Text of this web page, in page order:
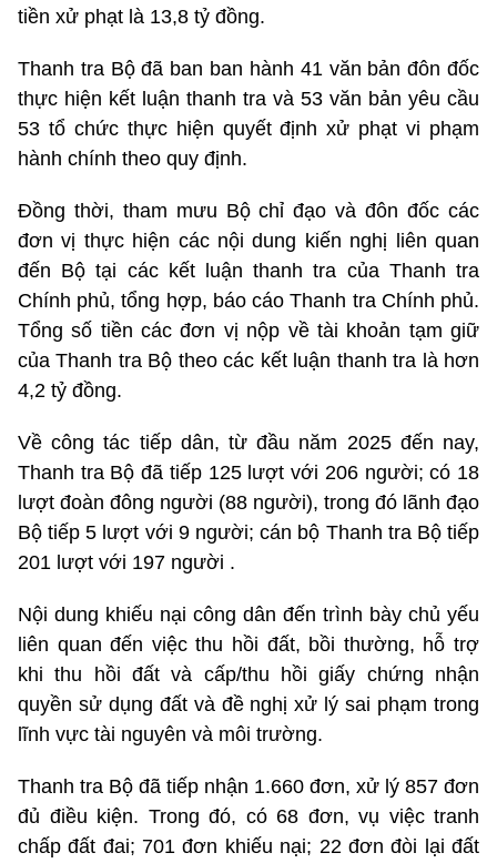
tiền xử phạt là 13,8 tỷ đồng.
Thanh tra Bộ đã ban ban hành 41 văn bản đôn đốc
thực hiện kết luận thanh tra và 53 văn bản yêu cầu
53 tổ chức thực hiện quyết định xử phạt vi phạm
hành chính theo quy định.
Đồng thời, tham mưu Bộ chỉ đạo và đôn đốc các
đơn vị thực hiện các nội dung kiến nghị liên quan
đến Bộ tại các kết luận thanh tra của Thanh tra
Chính phủ, tổng hợp, báo cáo Thanh tra Chính phủ.
Tổng số tiền các đơn vị nộp về tài khoản tạm giữ
của Thanh tra Bộ theo các kết luận thanh tra là hơn
4,2 tỷ đồng.
Về công tác tiếp dân, từ đầu năm 2025 đến nay,
Thanh tra Bộ đã tiếp 125 lượt với 206 người; có 18
lượt đoàn đông người (88 người), trong đó lãnh đạo
Bộ tiếp 5 lượt với 9 người; cán bộ Thanh tra Bộ tiếp
201 lượt với 197 người .
Nội dung khiếu nại công dân đến trình bày chủ yếu
liên quan đến việc thu hồi đất, bồi thường, hỗ trợ
khi thu hồi đất và cấp/thu hồi giấy chứng nhận
quyền sử dụng đất và đề nghị xử lý sai phạm trong
lĩnh vực tài nguyên và môi trường.
Thanh tra Bộ đã tiếp nhận 1.660 đơn, xử lý 857 đơn
đủ điều kiện. Trong đó, có 68 đơn, vụ việc tranh
chấp đất đai; 701 đơn khiếu nại; 22 đơn đòi lại đất